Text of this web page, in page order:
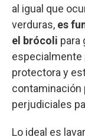
al igual que
verduras, es
el brócoli para
especialmente
protectora y
perjudiciales
Lo ideal es